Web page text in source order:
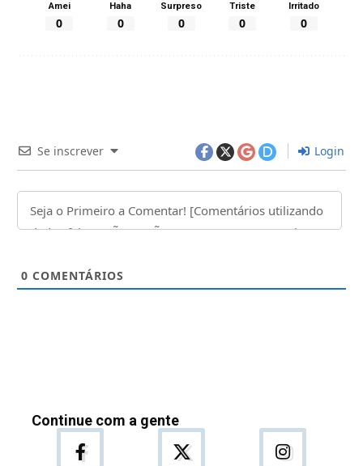
Amei
0
Haha
0
Surpreso
0
Triste
0
Irritado
0
Se inscrever Login
0 COMENTÁRIOS
Continue com a gente